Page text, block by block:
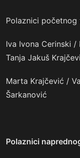
Polaznici
Iva Ivona Cerinski
Tanja Jakuš
Marta Krajčević /
Šarkanović
Polaznici